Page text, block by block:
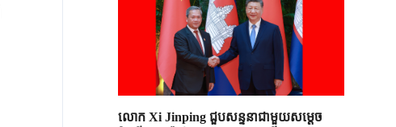
លោក Xi Jinping ជួបសន្ទនាជាមួយសម្តេច